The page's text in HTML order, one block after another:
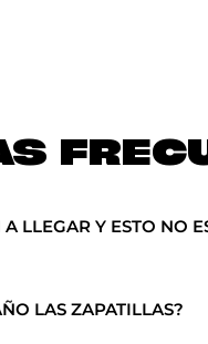
LLEGAR Y ESTO NO
LAS ZAPATILLAS?